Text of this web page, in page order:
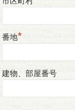
番地*
建物、部屋番号